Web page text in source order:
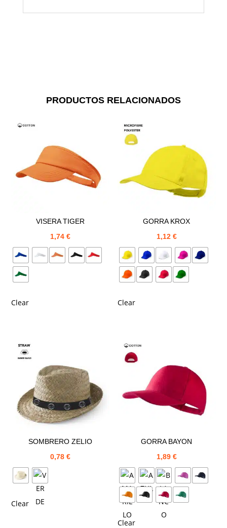
PRODUCTOS RELACIONADOS
VISERA TIGER
1,74€
Clear
GORRA KROX
1,12 €
Clear
SOMBRERO ZELIO
0,78€
Clear
GORRA BAYON
1,89 €
Clear